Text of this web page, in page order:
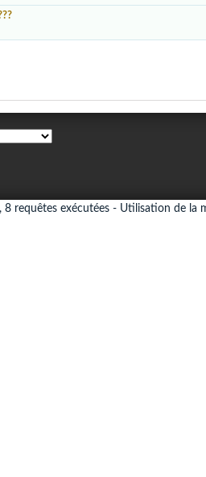
8 requêtes exécutées - Utilisation de